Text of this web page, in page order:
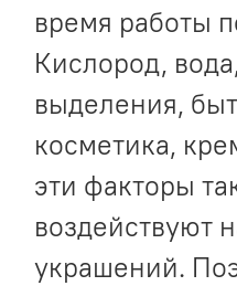
время работы
Кислород,
выделения,
косметика,
эти факторы
воздействуют
украшений.